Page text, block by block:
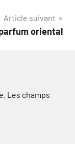
Article suivant
oriental
Les champs